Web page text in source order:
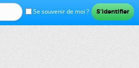
Se souvenir de moi ?